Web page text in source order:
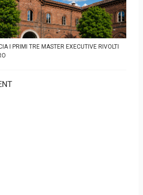
I PRIMI TRE MASTER EXECUTIVE RIVOLTI